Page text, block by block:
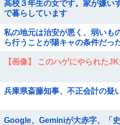
高校３年生の女です。家が嫌い
で暮らしています
私の地元は治安が悪く、弱いも
ら行うことが陽キャの条件だっ
【画像】 このハゲにやられた
兵庫県斎藤知事、不正会計の疑
Google、Geminiが大赤字、「